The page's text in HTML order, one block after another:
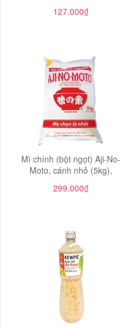
127.000₫
Mì chính (bột ngọt) Aji-No-
Moto, cánh nhỏ (5kg),
299.000₫